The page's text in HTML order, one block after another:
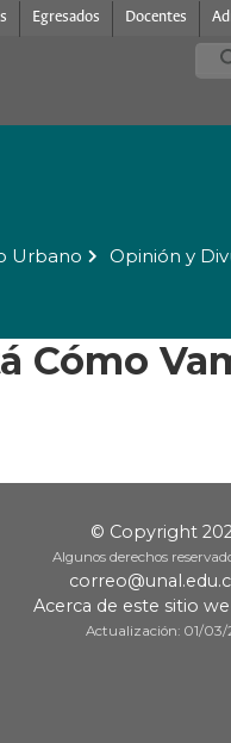
Egresados Docentes
Urbano Opinión y
Cómo
© Copyright
Algunos derechos
Acerca de este sitio
Actualización: 01/03/